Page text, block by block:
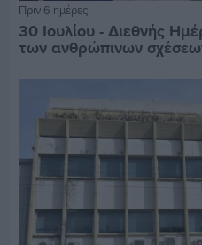
Πριν 6 ημέρες
30 Ιουλίου - Διεθνής
των ανθρώπινων